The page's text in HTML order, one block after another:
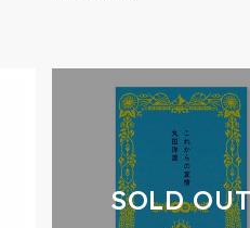
SOLD